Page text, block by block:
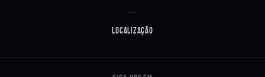
Localização